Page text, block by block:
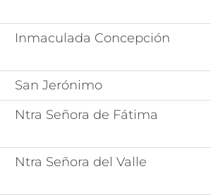
Inmaculada Concepción
San Jerónimo
Ntra Señora de Fátima
Ntra Señora del Valle